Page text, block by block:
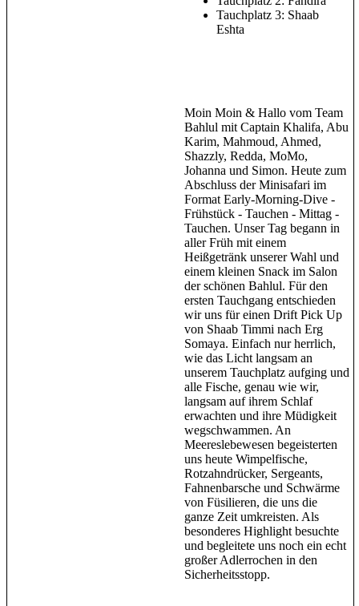
Tauchplatz 3: Shaab
Eshta
Moin Moin & Hallo vom Team
Bahlul mit Captain Khalifa, Abu
Karim, Mahmoud, Ahmed,
Shazzly, Redda, MoMo,
Johanna und Simon. Heute zum
Abschluss der Minisafari im
Format Early-Morning-Dive -
Frühstück - Tauchen - Mittag -
Tauchen. Unser Tag begann in
aller Früh mit einem
Heißgetränk unserer Wahl und
einem kleinen Snack im Salon
der schönen Bahlul. Für den
ersten Tauchgang entschieden
wir uns für einen Drift Pick Up
von Shaab Timmi nach Erg
Somaya. Einfach nur herrlich,
wie das Licht langsam an
unserem Tauchplatz aufging und
alle Fische, genau wie wir,
langsam auf ihrem Schlaf
erwachten und ihre Müdigkeit
wegschwammen. An
Meereslebewesen begeisterten
uns heute Wimpelfische,
Rotzahndrücker, Sergeants,
Fahnenbarsche und Schwärme
von Füsilieren, die uns die
ganze Zeit umkreisten. Als
besonderes Highlight besuchte
und begleitete uns noch ein echt
großer Adlerrochen in den
Sicherheitsstopp.